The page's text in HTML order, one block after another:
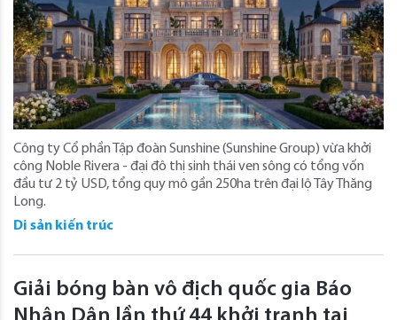
Công ty Cổ phần Tập đoàn Sunshine (Sunshine Group) vừa khởi
công Noble Rivera - đại đô thị sinh thái ven sông có tổng vốn
đầu tư 2 tỷ USD, tổng quy mô gần 250ha trên đại lộ Tây Thăng
Long.
Di sản kiến trúc
Giải bóng bàn vô địch quốc gia Báo